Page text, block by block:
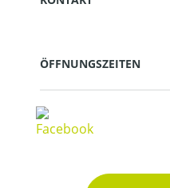
ÖFFNUNGSZEITEN